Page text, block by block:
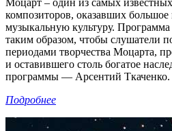
Моцарт – один из самых
композиторов, оказавших
музыкальную культуру. Программа
таким образом, чтобы слушатели
периодами творчества Моцарта,
и оставившего столь богатое
программы — Арсентий Ткаченко.
Подробнее